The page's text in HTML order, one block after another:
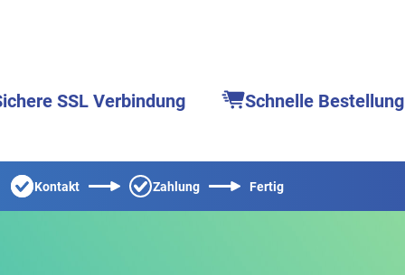
SSL Verbindung Schnelle Bestellung
Kontakt Zahlung Fertig